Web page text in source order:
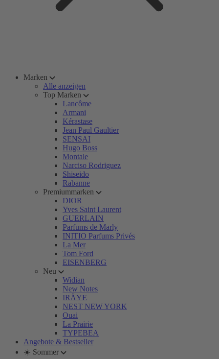
Marken
Alle anzeigen
Top Marken
Lancôme
Armani
Kérastase
Jean Paul Gaultier
SENSAI
Hugo Boss
Montale
Narciso Rodriguez
Shiseido
Rabanne
Premiummarken
DIOR
Yves Saint Laurent
GUERLAIN
Parfums de Marly
INITIO Parfums Privés
La Mer
Tom Ford
EISENBERG
Neu
Widian
New Notes
IRÄYE
NEST NEW YORK
Ouai
La Prairie
TYPEBEA
Angebote & Bestseller
☀️ Sommer